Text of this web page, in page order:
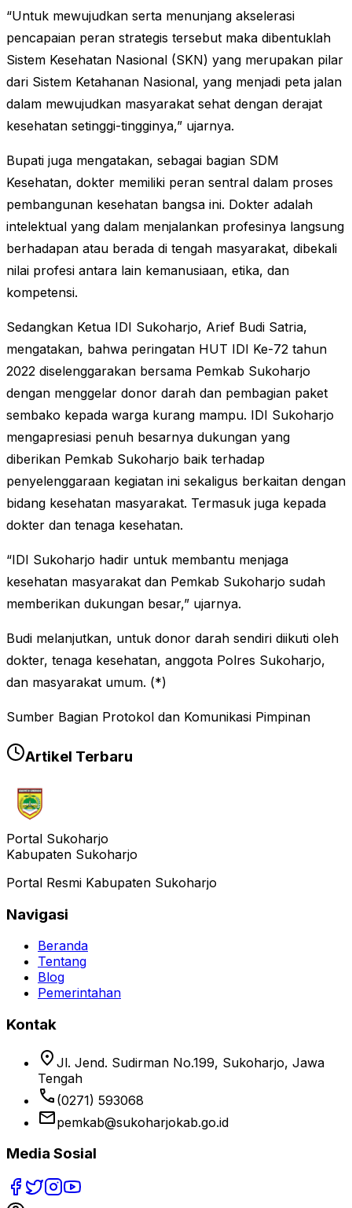
“Untuk mewujudkan serta menunjang akselerasi
pencapaian peran strategis tersebut maka dibentuklah
Sistem Kesehatan Nasional (SKN) yang merupakan pilar
dari Sistem Ketahanan Nasional, yang menjadi peta jalan
dalam mewujudkan masyarakat sehat dengan derajat
kesehatan setinggi-tingginya,” ujarnya.
Bupati juga mengatakan, sebagai bagian SDM
Kesehatan, dokter memiliki peran sentral dalam proses
pembangunan kesehatan bangsa ini. Dokter adalah
intelektual yang dalam menjalankan profesinya langsung
berhadapan atau berada di tengah masyarakat, dibekali
nilai profesi antara lain kemanusiaan, etika, dan
kompetensi.
Sedangkan Ketua IDI Sukoharjo, Arief Budi Satria,
mengatakan, bahwa peringatan HUT IDI Ke-72 tahun
2022 diselenggarakan bersama Pemkab Sukoharjo
dengan menggelar donor darah dan pembagian paket
sembako kepada warga kurang mampu. IDI Sukoharjo
mengapresiasi penuh besarnya dukungan yang
diberikan Pemkab Sukoharjo baik terhadap
penyelenggaraan kegiatan ini sekaligus berkaitan dengan
bidang kesehatan masyarakat. Termasuk juga kepada
dokter dan tenaga kesehatan.
“IDI Sukoharjo hadir untuk membantu menjaga
kesehatan masyarakat dan Pemkab Sukoharjo sudah
memberikan dukungan besar,” ujarnya.
Budi melanjutkan, untuk donor darah sendiri diikuti oleh
dokter, tenaga kesehatan, anggota Polres Sukoharjo,
dan masyarakat umum. (*)
Sumber Bagian Protokol dan Komunikasi Pimpinan
Artikel Terbaru
Portal Sukoharjo
Kabupaten Sukoharjo
Portal Resmi Kabupaten Sukoharjo
Navigasi
Beranda
Tentang
Blog
Pemerintahan
Kontak
location_on Jl. Jend. Sudirman No.199, Sukoharjo, Jawa
Tengah
phone (0271) 593068
emailpemkab@sukoharjokab.go.id
Media Sosial